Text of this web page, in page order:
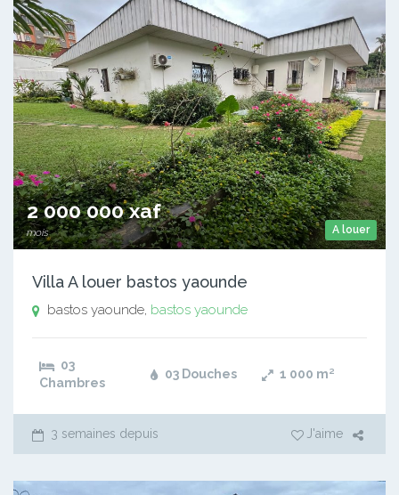
A louer
2 000 000 xaf
mois
Villa A louer bastos yaounde
bastos yaounde, bastos yaounde
03
Chambres
03 Douches 1 000 m²
3 semaines depuis J'aime